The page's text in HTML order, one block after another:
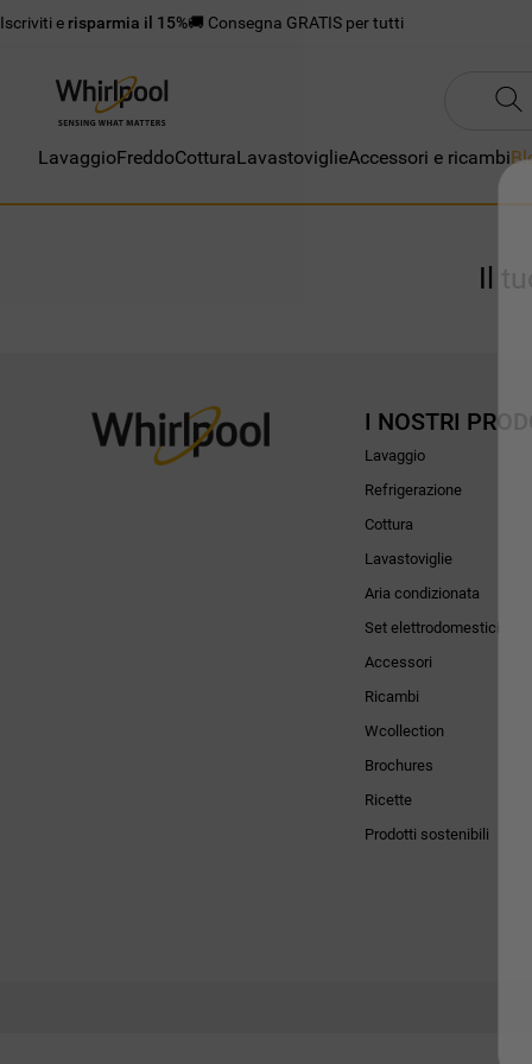
Iscriviti e risparmia il 15%🚚 Consegna GRATIS per tutti
LavaggioFreddoCotturaLavastoviglieAccessori e ricambi
Il
I NOSTRI
Lavaggio
Refrigerazione
Cottura
Lavastoviglie
Aria condizionata
Set elettrodomestici
Accessori
Ricambi
Wcollection
Brochures
Ricette
Prodotti sostenibili